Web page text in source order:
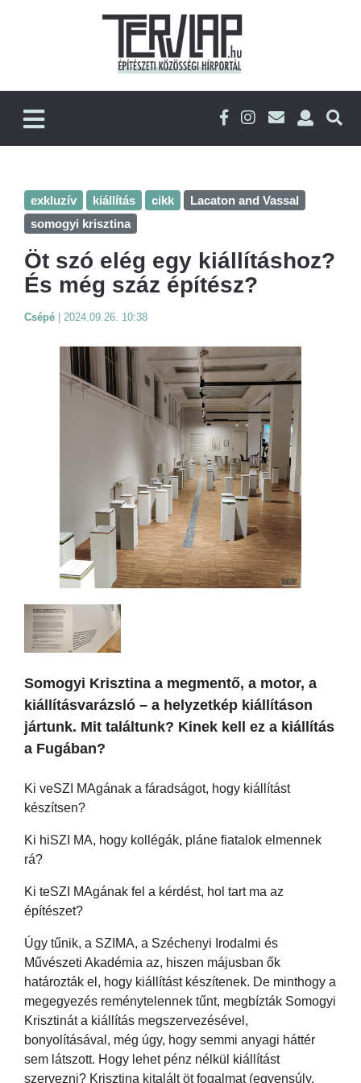
exkluzív kiállítás cikk
Lacaton and Vassal
somogyi krisztina
Öt szó elég egy kiállításhoz?
És még száz építész?
Csépé 2024.09.26. 10:38
Somogyi Krisztina a megmentő, a motor, a
kiállításvarázsló – a helyzetkép kiállításon
jártunk. Mit találtunk? Kinek kell ez a kiállítás
a Fugában?
Ki veSZI MAgának a fáradságot, hogy kiállítást
készítsen?
Ki hiSZI MA, hogy kollégák, pláne fiatalok elmennek
rá?
Ki teSZI MAgának fel a kérdést, hol tart ma az
építészet?
Úgy tűnik, a SZIMA, a Széchenyi Irodalmi és
Művészeti Akadémia az, hiszen májusban ők
határozták el, hogy kiállítást készítenek. De minthogy a
megegyezés reménytelennek tűnt, megbízták Somogyi
Krisztinát a kiállítás megszervezésével,
bonyolításával, még úgy, hogy semmi anyagi háttér
sem látszott. Hogy lehet pénz nélkül kiállítást
szervezni? Krisztina kitalált öt fogalmat (egyensúly,